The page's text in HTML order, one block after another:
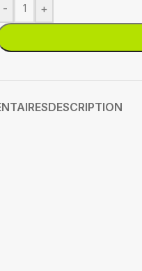
- +
DESCRIPTION